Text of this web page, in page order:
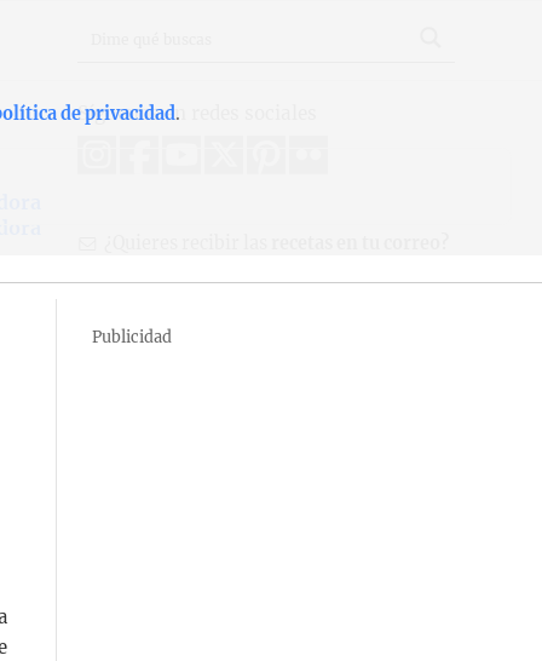
Síguenos en redes sociales
Publicidad
de privacidad.